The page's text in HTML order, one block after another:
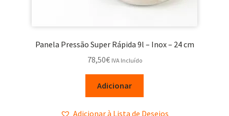
Panela Pressão Super Rápida 9l – Inox – 24 cm
78,50€ IVA Incluído
Adicionar
Adicionar à Lista de Desejos